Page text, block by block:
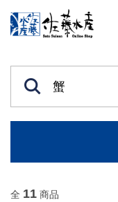
全 11 商品